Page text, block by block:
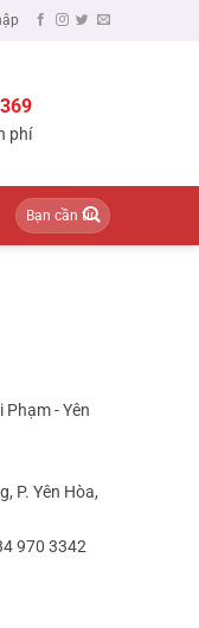
phí
Tìm
kiếm:
Phạm - Yên
P. Yên Hòa,
970 3342